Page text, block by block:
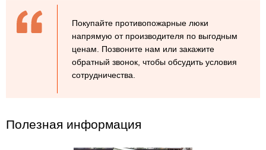
Покупайте противопожарные люки
напрямую от производителя по выгодным
ценам. Позвоните нам или закажите
обратный звонок, чтобы обсудить условия
сотрудничества.
Полезная информация